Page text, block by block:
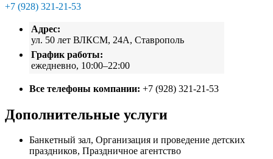
+7 (928) 321-21-53
Адрес:
ул. 50 лет ВЛКСМ, 24А, Ставрополь
График работы:
ежедневно, 10:00–22:00
Все телефоны компании: +7 (928) 321-21-53
Дополнительные услуги
Банкетный зал, Организация и проведение детских
праздников, Праздничное агентство